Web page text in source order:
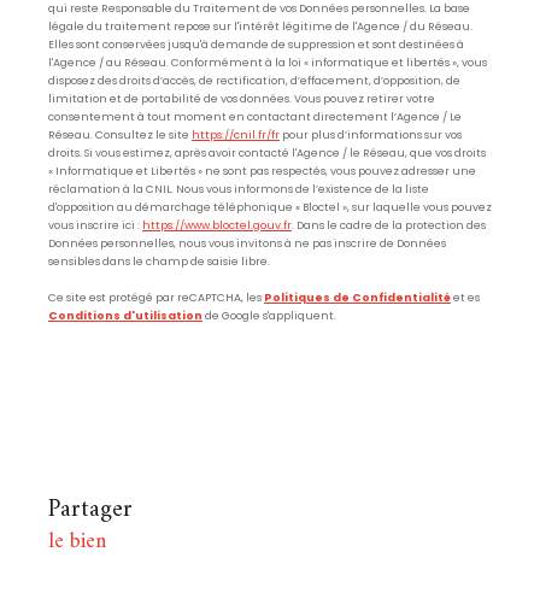
qui reste Responsable du Traitement de vos Données personnelles. La base
légale du traitement repose sur l'intérêt légitime de l'Agence / du Réseau.
Elles sont conservées jusqu'à demande de suppression et sont destinées à
l'Agence / au Réseau. Conformément à la loi « informatique et libertés », vous
disposez des droits d’accès, de rectification, d’effacement, d’opposition, de
limitation et de portabilité de vos données. Vous pouvez retirer votre
consentement à tout moment en contactant directement l’Agence / Le
Réseau. Consultez le site https://cnil.fr/fr pour plus d’informations sur vos
droits. Si vous estimez, après avoir contacté l'Agence / le Réseau, que vos droits
« Informatique et Libertés » ne sont pas respectés, vous pouvez adresser une
réclamation à la CNIL. Nous vous informons de l’existence de la liste
d'opposition au démarchage téléphonique « Bloctel », sur laquelle vous pouvez
vous inscrire ici : https://www.bloctel.gouv.fr. Dans le cadre de la protection des
Données personnelles, nous vous invitons à ne pas inscrire de Données
sensibles dans le champ de saisie libre.
Ce site est protégé par reCAPTCHA, les Politiques de Confidentialitéet es
Conditions d'utilisation de Google s'appliquent.
partager
le bien